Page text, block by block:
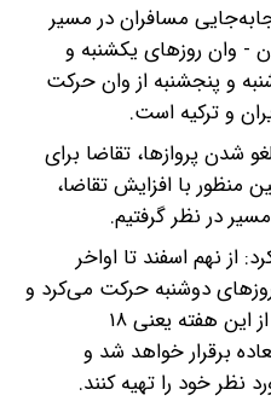
مسافران در مسیر
- وان روزهای یکشنبه و
و پنجشنبه از وان حرکت
و ترکیه است.
شدن پروازها، تقاضا برای
منظور با افزایش تقاضا،
در نظر گرفتیم.
از نهم اسفند تا اواخر
روزهای دوشنبه حرکت می‌کرد و
برای مدتی نیز برداشته شد ولی از این هفته یعنی ۱۸
برقرار خواهد شد و
نظر خود را تهیه کنند.